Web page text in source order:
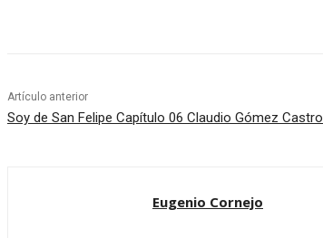
Artículo anterior
Soy de San Felipe Capítulo 06 Claudio Gómez Castro
Eugenio Cornejo